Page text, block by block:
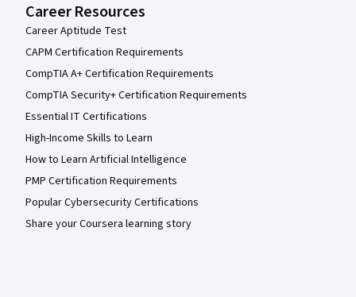
Career Resources
Career Aptitude Test
CAPM Certification Requirements
CompTIA A+ Certification Requirements
CompTIA Security+ Certification Requirements
Essential IT Certifications
High-Income Skills to Learn
How to Learn Artificial Intelligence
PMP Certification Requirements
Popular Cybersecurity Certifications
Share your Coursera learning story